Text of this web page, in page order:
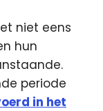
niet eens
hun
periode
in het